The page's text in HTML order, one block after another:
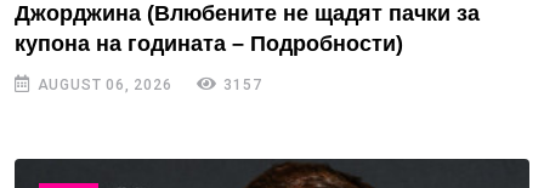
Джорджина (Влюбените не щадят пачки за
купона на годината – Подробности)
AUGUST 06, 2026 3157